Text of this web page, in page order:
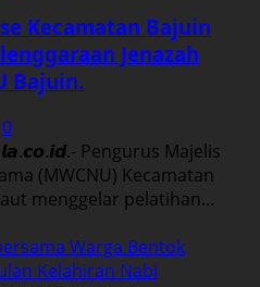
Kecamatan Bajuin
Jenazah
Bajuin.
0
Pengurus Majelis
(MWCNU) Kecamatan
menggelar pelatihan...
Warga Bentok
Kelahiran Nabi